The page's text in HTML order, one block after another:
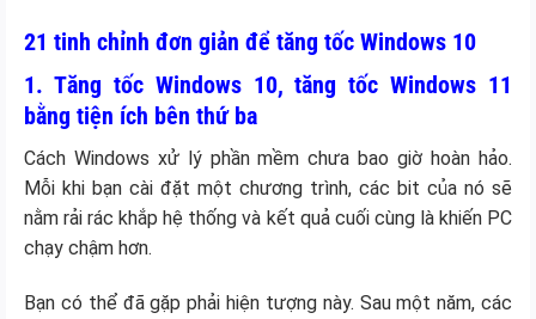
21 tinh chỉnh đơn giản để tăng tốc Windows 10
1. Tăng tốc Windows 10, tăng tốc Windows 11
bằng tiện ích bên thứ ba
Cách Windows xử lý phần mềm chưa bao giờ hoàn hảo.
Mỗi khi bạn cài đặt một chương trình, các bit của nó sẽ
nằm rải rác khắp hệ thống và kết quả cuối cùng là khiến PC
chạy chậm hơn.
Bạn có thể đã gặp phải hiện tượng này. Sau một năm, các